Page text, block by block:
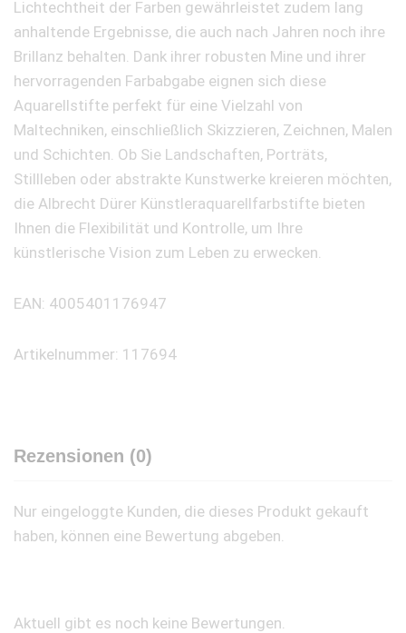
Lichtechtheit der Farben gewährleistet zudem lang
anhaltende Ergebnisse, die auch nach Jahren noch ihre
Brillanz behalten. Dank ihrer robusten Mine und ihrer
hervorragenden Farbabgabe eignen sich diese
Aquarellstifte perfekt für eine Vielzahl von
Maltechniken, einschließlich Skizzieren, Zeichnen, Malen
und Schichten. Ob Sie Landschaften, Porträts,
Stillleben oder abstrakte Kunstwerke kreieren möchten,
die Albrecht Dürer Künstleraquarellfarbstifte bieten
Ihnen die Flexibilität und Kontrolle, um Ihre
künstlerische Vision zum Leben zu erwecken.
EAN: 4005401176947
Artikelnummer: 117694
Rezensionen (0)
Nur eingeloggte Kunden, die dieses Produkt gekauft
haben, können eine Bewertung abgeben.
Aktuell gibt es noch keine Bewertungen.